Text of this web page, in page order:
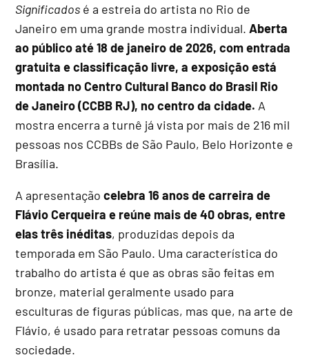
Significados é a estreia do artista no Rio de
Janeiro em uma grande mostra individual. Aberta
ao público até 18 de janeiro de 2026, com entrada
gratuita e classificação livre, a exposição está
montada no Centro Cultural Banco do Brasil Rio
de Janeiro (CCBB RJ), no centro da cidade. A
mostra encerra a turnê já vista por mais de 216 mil
pessoas nos CCBBs de São Paulo, Belo Horizonte e
Brasília.
A apresentação celebra 16 anos de carreira de
Flávio Cerqueira e reúne mais de 40 obras, entre
elas três inéditas, produzidas depois da
temporada em São Paulo. Uma característica do
trabalho do artista é que as obras são feitas em
bronze, material geralmente usado para
esculturas de figuras públicas, mas que, na arte de
Flávio, é usado para retratar pessoas comuns da
sociedade.